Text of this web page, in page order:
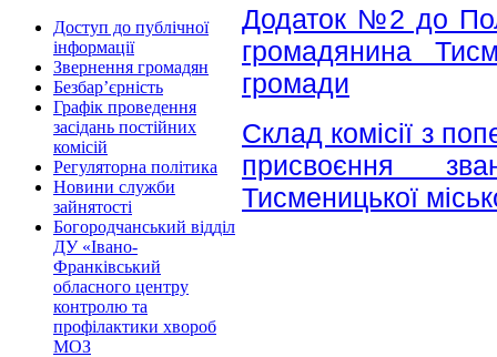
Доступ до публічної
інформації
Звернення громадян
Безбар’єрність
Графік проведення
засідань постійних
комісій
Регуляторна політика
Новини служби
зайнятості
Богородчанський відділ
ДУ «Івано-
Франківський
обласного центру
контролю та
профілактики хвороб
МОЗ
Додаток №2 до
громадянина
громади
Склад комісії з
присвоєння
Тисменицької